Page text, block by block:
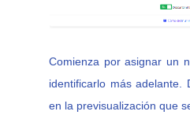
Comienza por asignar un
identificarlo más adelante.
en la previsualización que